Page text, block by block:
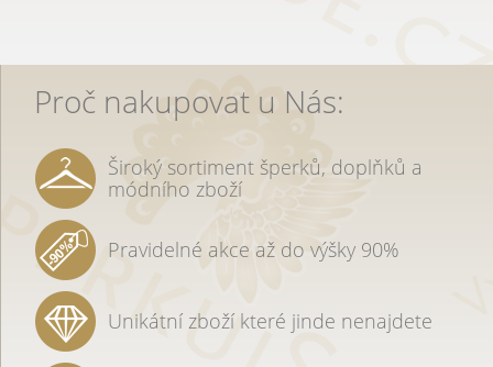
Proč nakupovat u Nás:
Široký sortiment šperků, doplňků a
módního zboží
Pravidelné akce až do výšky 90%
Unikátní zboží které jinde nenajdete